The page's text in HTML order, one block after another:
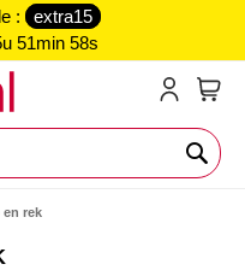
:
extra15
51min 57s
en rek